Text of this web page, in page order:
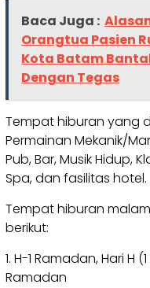
Baca Juga :
Orangtua Pasien
Kota Batam
Dengan Tegas
Tempat hiburan yang
Permainan Mekanik/
Pub, Bar, Musik Hidup,
Spa, dan fasilitas hotel.
Tempat hiburan
berikut:
1. H-1 Ramadan, Hari H
Ramadan